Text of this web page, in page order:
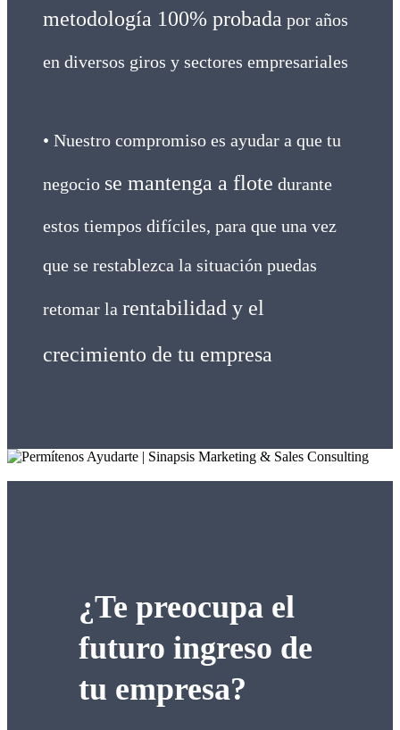
metodología 100% probada por años
en diversos giros y sectores empresariales
• Nuestro compromiso es ayudar a que tu
negocio se mantenga a flote durante
estos tiempos difíciles, para que una vez
que se restablezca la situación puedas
retomar la rentabilidad y el
crecimiento de tu empresa
¿Te preocupa el
futuro ingreso de
tu empresa?